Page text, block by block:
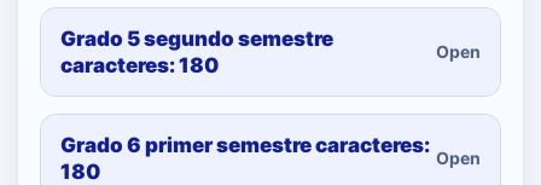
Grado 5 segundo semestre
caracteres: 180
Open
Grado 6 primer semestre caracteres:
180
Open